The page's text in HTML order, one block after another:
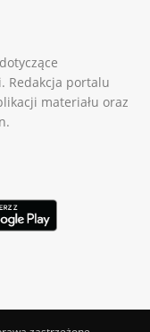
Redakcja portalu
materiału oraz